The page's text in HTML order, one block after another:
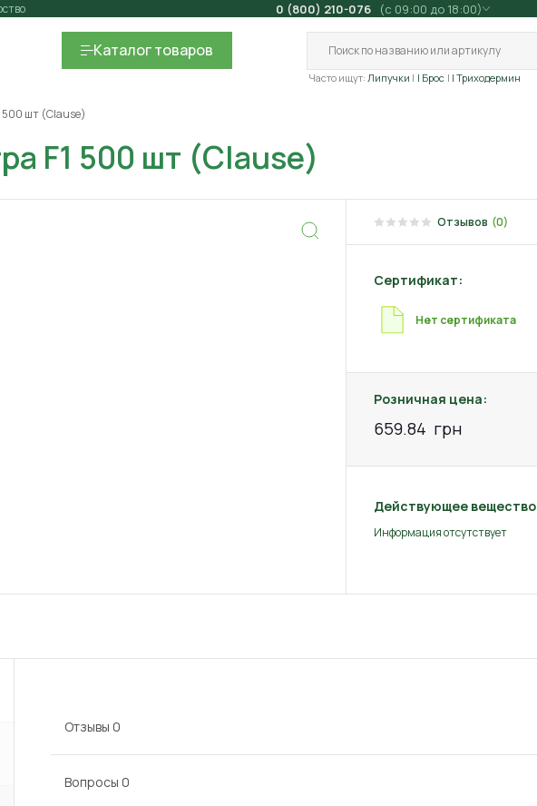
0 (800) 210-076 (с 09:00 до 18:00)
Каталогтоваров
Часто ищут: Липучки | Брос | Триходермин
500 шт (Clause)
F1 500 шт (Clause)
Отзывов (0)
Сертификат:
Нет сертификата
Розничная цена:
659.84 грн
Действующее вещество
Информация отсутствует
Отзывы 0
Вопросы 0